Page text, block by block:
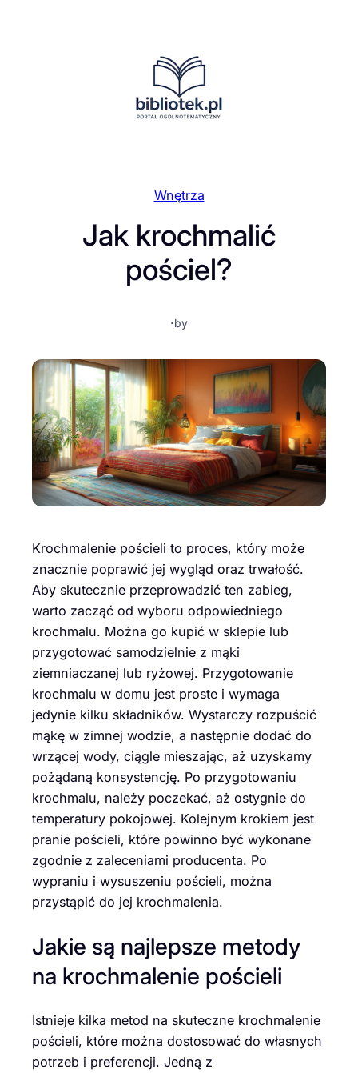
Wnętrza
Jak krochmalić
pościel?
·by
Krochmalenie pościeli to proces, który może
znacznie poprawić jej wygląd oraz trwałość.
Aby skutecznie przeprowadzić ten zabieg,
warto zacząć od wyboru odpowiedniego
krochmalu. Można go kupić w sklepie lub
przygotować samodzielnie z mąki
ziemniaczanej lub ryżowej. Przygotowanie
krochmalu w domu jest proste i wymaga
jedynie kilku składników. Wystarczy rozpuścić
mąkę w zimnej wodzie, a następnie dodać do
wrzącej wody, ciągle mieszając, aż uzyskamy
pożądaną konsystencję. Po przygotowaniu
krochmalu, należy poczekać, aż ostygnie do
temperatury pokojowej. Kolejnym krokiem jest
pranie pościeli, które powinno być wykonane
zgodnie z zaleceniami producenta. Po
wypraniu i wysuszeniu pościeli, można
przystąpić do jej krochmalenia.
Jakie są najlepsze metody
na krochmalenie pościeli
Istnieje kilka metod na skuteczne krochmalenie
pościeli, które można dostosować do własnych
potrzeb i preferencji. Jedną z